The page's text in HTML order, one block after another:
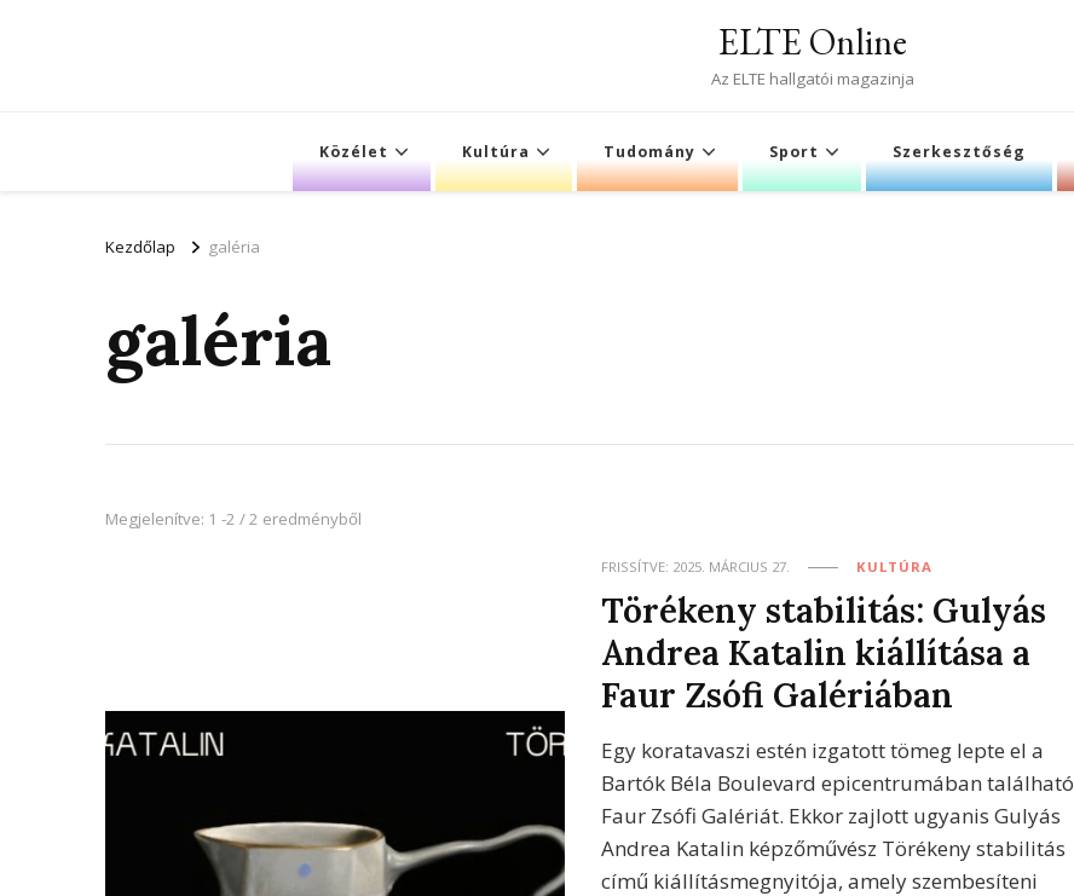
ELTE Online
Az ELTE hallgatói magazinja
Közélet Kultúra Tudomány Sport Szerkesztőség
Kezdőlap galéria
galéria
Megjelenítve: 1 -2 / 2 eredményből
FRISSÍTVE: 2025. MÁRCIUS 27. KULTÚRA
Törékeny stabilitás: Gulyás
Andrea Katalin kiállítása a
Faur Zsófi Galériában
Egy koratavaszi estén izgatott tömeg lepte el a
Bartók Béla Boulevard epicentrumában található
Faur Zsófi Galériát. Ekkor zajlott ugyanis Gulyás
Andrea Katalin képzőművész Törékeny stabilitás
című kiállításmegnyitója, amely szembesíteni